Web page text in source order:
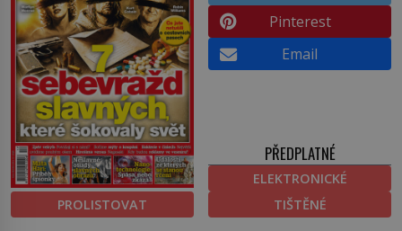
PROLISTOVAT
Pinterest
Email
PŘEDPLATNÉ
ELEKTRONICKÉ
TIŠTĚNÉ